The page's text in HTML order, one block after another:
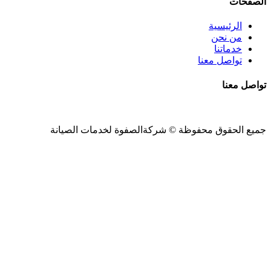
الرئيسية
من نحن
خدماتنا
تواصل معنا
تواصل معنا
جميع الحقوق محفوظة © شركةالصفوة لخدمات الصيانة